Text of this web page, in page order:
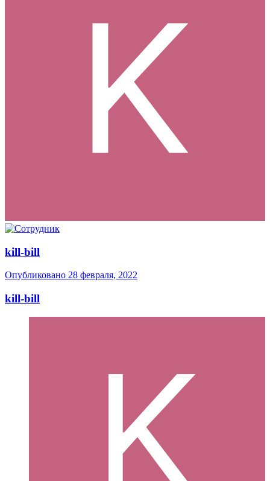
kill-bill
Опубликовано 28 февраля, 2022
kill-bill